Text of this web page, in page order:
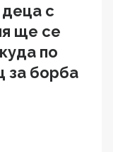
деца с
ще се
по
за борба